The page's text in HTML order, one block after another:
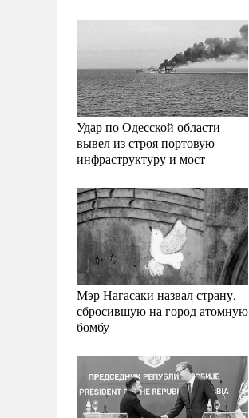
Удар по Одесской области
вывел из строя портовую
инфраструктуру и мост
Мэр Нагасаки назвал страну,
сбросившую на город атомную
бомбу